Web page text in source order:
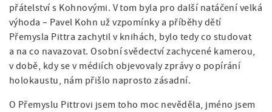
přátelství s Kohnovými. V tom byla pro další natáčení velká
výhoda – Pavel Kohn už vzpomínky a příběhy dětí
Přemysla Pittra zachytil v knihách, bylo tedy co studovat
a na co navazovat. Osobní svědectví zachycené kamerou,
v době, kdy se v médiích objevovaly zprávy o popírání
holokaustu, nám přišlo naprosto zásadní.
O Přemyslu Pittrovi jsem toho moc nevěděla, jméno jsem